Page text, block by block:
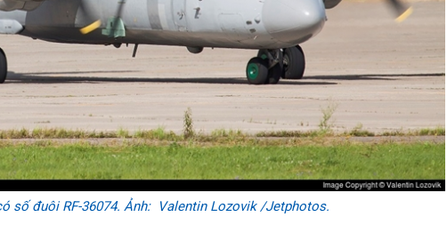
số đuôi RF-36074. Ảnh: Valentin Lozovik /Jetphotos.